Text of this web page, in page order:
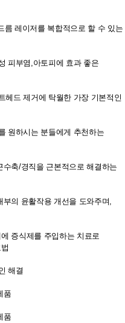
름 레이저를 복합적으로 할 수 있는
피부염,아토피에 효과 좋은
헤드 제거에 탁월한 가장 기본적인
원하시는 분들에게 추천하는
축/경직을 근본적으로 해결하는
의 윤활작용 개선을 도와주며,
증식제를 주입하는 치료로
해결
품
품